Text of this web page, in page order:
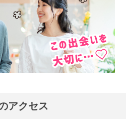
アクセス